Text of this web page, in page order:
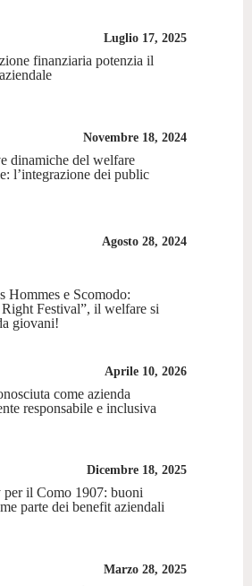
Luglio 17, 2025
finanziaria potenzia il
Novembre 18, 2024
dinamiche del welfare
l’integrazione dei public
Agosto 28, 2024
Hommes e Scomodo:
Right Festival”, il welfare si
giovani!
Aprile 10, 2026
come azienda
responsabile e inclusiva
Dicembre 18, 2025
per il Como 1907: buoni
parte dei benefit aziendali
Marzo 28, 2025